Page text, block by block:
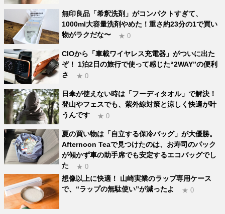
無印良品「希釈洗剤」がコンパクトすぎて、
1000ml大容量洗剤やめた！重さ約23分の1で買い
物がラクだな〜
★ 0
CIOから「車載ワイヤレス充電器」がついに出た
ぞ！ 1泊2日の旅行で使って感じた“2WAY”の便利
さ
★ 0
日傘が使えない時は「フーディタオル」で解決！
登山やフェスでも、紫外線対策と涼しく快適が叶
うんです
★ 0
夏の買い物は「自立する保冷バッグ」が大優勝。
Afternoon Teaで見つけたのは、お寿司のパック
が傾かず車の助手席でも安定するエコバッグでし
た
★ 0
想像以上に快適！ 山崎実業のラップ専用ケース
で、“ラップの無駄使い”が減ったよ
★ 0